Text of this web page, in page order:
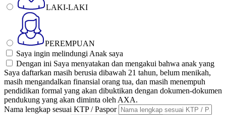
LAKI-LAKI
PEREMPUAN
Saya ingin melindungi Anak saya
Dengan ini Saya menyatakan dan mengakui bahwa anak yang
Saya daftarkan masih berusia dibawah 21 tahun, belum menikah,
masih mengandalkan finansial orang tua, dan masih menempuh
pendidikan formal yang akan dibuktikan dengan dokumen-dokumen
pendukung yang akan diminta oleh AXA.
Nama lengkap sesuai KTP / Paspor